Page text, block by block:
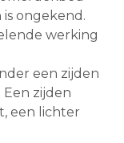
ongekend.
werking
een zijden
zijden
een lichter